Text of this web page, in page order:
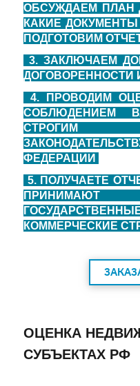
ОБСУЖДАЕМ ПЛАН
КАКИЕ
ПОДГОТОВИМ
3. ЗАКЛЮЧАЕМ
ДОГОВОРЕННОСТИ
4. ПРОВОДИМ
СОБЛЮДЕНИЕМ
СТРОГИМ
ФЕДЕРАЦИИ
5. ПОЛУЧАЕТЕ
ПРИНИМАЮТ
КОММЕРЧЕСКИЕ
ОЦЕНКА
СУБЪЕКТАХ РФ